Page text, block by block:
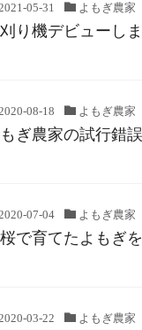
05-31 よもぎ農家
り機デビューしま
08-18 よもぎ農家
ぎ農家の試行錯誤
07-04 よもぎ農家
で育てたよもぎ
03-22 よもぎ農家